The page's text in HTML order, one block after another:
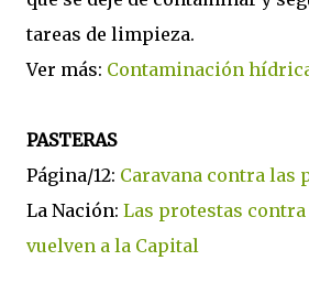
tareas de limpieza.
Ver más: Contaminación
PASTERAS
Página/12: Caravana contra las
La Nación: Las protestas
vuelven a la Capital